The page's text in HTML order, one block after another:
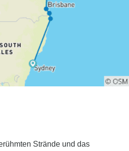
Strände und das